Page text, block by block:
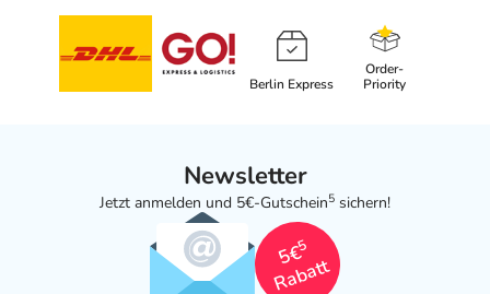
Berlin Express
Order-
Priority
Newsletter
Jetzt anmelden und 5€-Gutschein5 sichern!
5€
5
Rabatt